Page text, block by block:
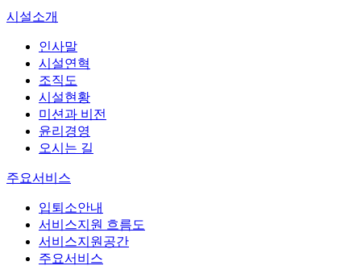
시설소개
인사말
시설연혁
조직도
시설현황
미션과 비전
윤리경영
오시는 길
주요서비스
입퇴소안내
서비스지원 흐름도
서비스지원공간
주요서비스